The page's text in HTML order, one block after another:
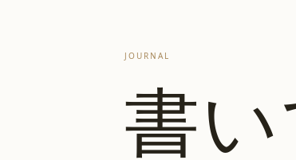
JOURNAL
書